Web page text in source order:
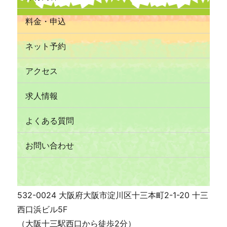
料金・申込
ネット予約
アクセス
求人情報
よくある質問
お問い合わせ
532-0024 大阪府大阪市淀川区十三本町2-1-20 十三
西口浜ビル5F
（大阪十三駅西口から徒歩2分）